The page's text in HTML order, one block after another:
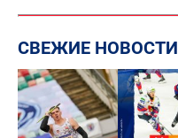
СВЕЖИЕ НОВОСТИ